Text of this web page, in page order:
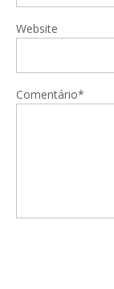
Website
Comentário*